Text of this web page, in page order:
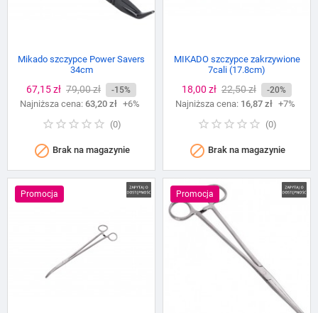
Mikado szczypce Power Savers
34cm
Cena
67,15 zł Cena
podstawowa
79,00 zł -15%
Najniższa cena: 63,20 zł +6%
(0)
 Brak na magazynie
MIKADO szczypce zakrzywione
7cali (17.8cm)
Cena
18,00 zł Cena
podstawowa
22,50 zł -20%
Najniższa cena: 16,87 zł +7%
(0)
 Brak na magazynie
Promocja Promocja